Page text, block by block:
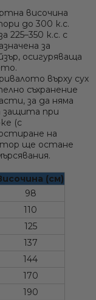
височина
до 300 к.с.
225–350 к.с. с
за
осигуряваща
върху сух
съхранение
за да няма
защита при
(с
на
ще остане
(см)
98
110
125
137
144
170
190